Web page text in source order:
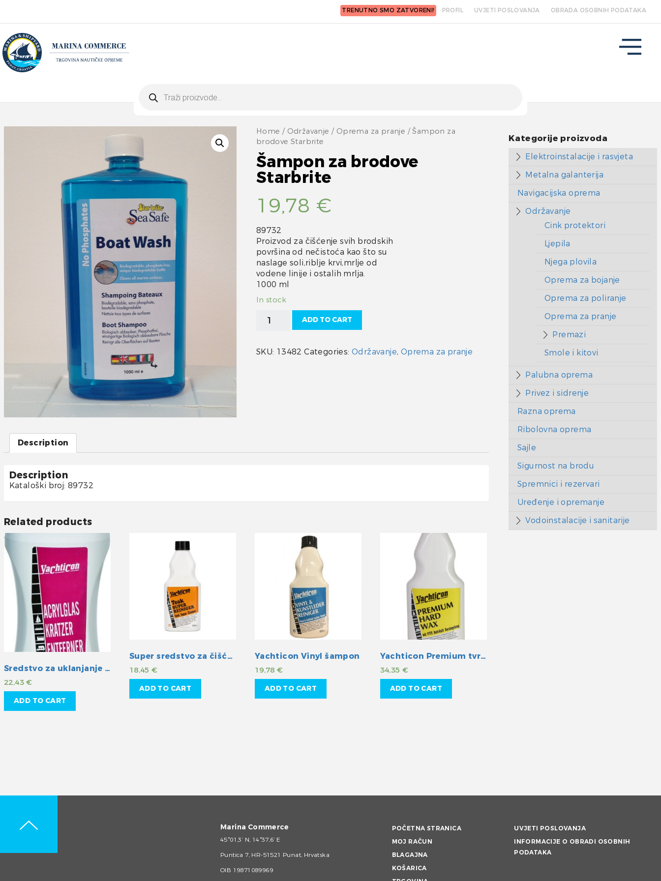
TRENUTNO SMO ZATVORENI! PROFIL UVJETI POSLOVANJA OBRADA OSOBNIH PODATAKA
search
Home / Održavanje / Oprema za pranje / Šampon za
brodove Starbrite
Šampon za brodove
Starbrite
19,78 €
89732
Proizvod za čišćenje svih brodskih
površina od nečistoća kao što su
naslage soli,riblje krvi,mrlje od
vodene linije i ostalih mrlja.
1000 ml
In stock
Šampon
Starbrite
quantity
ADD TO CART
SKU: 13482 Categories: Održavanje, Oprema za pranje
Description
Description
Kataloški broj: 89732
Related products
Sredstvo za uklanjanje ogrebotina na akrilnom staklu
22,43€
ADD TO CART
Super sredstvo za čišćenje tikovine
18,45€
ADD TO CART
Yachticon Vinyl šampon
19,78€
ADD TO CART
Yachticon Premium tvrdi vosak s teflonom
34,35 €
ADD TO CART
Kategorije proizvoda
Elektroinstalacije i rasvjeta
Metalna galanterija
Navigacijska oprema
Održavanje
Cink protektori
Ljepila
Njega plovila
Oprema za bojanje
Oprema za poliranje
Oprema za pranje
Premazi
Smole i kitovi
Palubna oprema
Privez i sidrenje
Razna oprema
Ribolovna oprema
Sajle
Sigurnost na brodu
Spremnici i rezervari
Uređenje i opremanje
Vodoinstalacije i sanitarije
Marina Commerce
45°01,3’ N, 14°37,6’ E
Puntica 7, HR-51521 Punat, Hrvatska
OIB 19871089969
POČETNA STRANICA
MOJ RAČUN
BLAGAJNA
KOŠARICA
UVJETI POSLOVANJA
INFORMACIJE O OBRADI OSOBNIH
PODATAKA